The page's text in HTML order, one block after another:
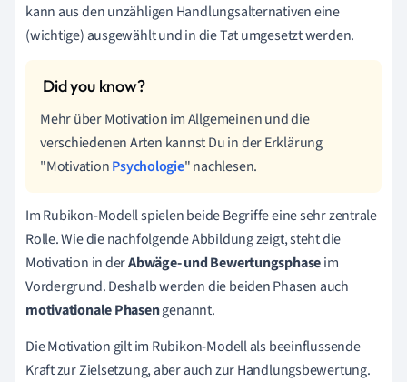
kann aus den unzähligen Handlungsalternativen eine
(wichtige) ausgewählt und in die Tat umgesetzt werden.
Mehr über Motivation im Allgemeinen und die
verschiedenen Arten kannst Du in der Erklärung
"MotivationPsychologie" nachlesen.
Im Rubikon-Modell spielen beide Begriffe eine sehr zentrale
Rolle. Wie die nachfolgende Abbildung zeigt, steht die
Motivation in derAbwäge- und Bewertungsphaseim
Vordergrund. Deshalb werden die beiden Phasen auch
motivationale Phasengenannt.
Die Motivation gilt im Rubikon-Modell als beeinflussende
Kraft zur Zielsetzung, aber auch zur Handlungsbewertung.